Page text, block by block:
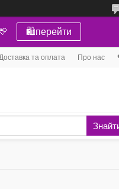
🛍перейти
Доставка та оплата Про нас